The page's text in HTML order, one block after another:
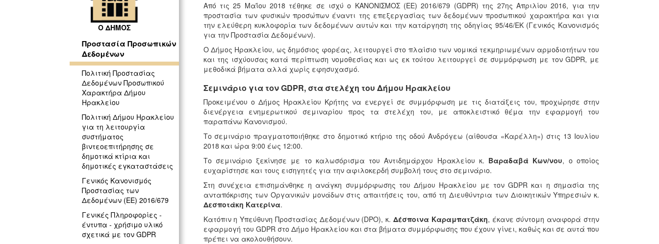
Ο ΔΗΜΟΣ
Προστασία Προσωπικών
Δεδομένων
Πολιτική Προστασίας
Δεδομένων Προσωπικού
Χαρακτήρα Δήμου
Ηρακλείου
Πολιτική Δήμου Ηρακλείου
για τη λειτουργία
συστήματος
βιντεοεπιτήρησης σε
δημοτικά κτίρια και
δημοτικές εγκαταστάσεις
Γενικός Κανονισμός
Προστασίας των
Δεδομένων (ΕΕ) 2016/679
Γενικές Πληροφορίες -
έντυπα - χρήσιμο υλικό
σχετικά με τον GDPR
Από τις 25 Μαΐου 2018 τέθηκε σε ισχύ ο ΚΑΝΟΝΙΣΜΟΣ (ΕΕ) 2016/679 (GDPR) της 27ης Απριλίου 2016, για την
προστασία των φυσικών προσώπων έναντι της επεξεργασίας των δεδομένων προσωπικού χαρακτήρα και για
την ελεύθερη κυκλοφορία των δεδομένων αυτών και την κατάργηση της οδηγίας 95/46/ΕΚ (Γενικός Κανονισμός
για την Προστασία Δεδομένων).
Ο Δήμος Ηρακλείου, ως δημόσιος φορέας, λειτουργεί στο πλαίσιο των νομικά τεκμηριωμένων αρμοδιοτήτων του
και της ισχύουσας κατά περίπτωση νομοθεσίας και ως εκ τούτου λειτουργεί σε συμμόρφωση με τον GDPR, με
μεθοδικά βήματα αλλά χωρίς εφησυχασμό.
Σεμινάριο για τον GDPR, στα στελέχη του Δήμου Ηρακλείου
Προκειμένου ο Δήμος Ηρακλείου Κρήτης να ενεργεί σε συμμόρφωση με τις διατάξεις του, προχώρησε στην
διενέργεια ενημερωτικού σεμιναρίου προς τα στελέχη του, με αποκλειστικό θέμα την εφαρμογή του
παραπάνω Κανονισμού.
Το σεμινάριο πραγματοποιήθηκε στο δημοτικό κτήριο της οδού Ανδρόγεω (αίθουσα «Καρέλλη») στις 13 Ιουλίου
2018 και ώρα 9:00 έως 12:00.
Το σεμινάριο ξεκίνησε με το καλωσόρισμα του Αντιδημάρχου Ηρακλείου κ. Βαραδαβά Κων/νου, ο οποίος
ευχαρίστησε και τους εισηγητές για την αφιλοκερδή συμβολή τους στο σεμινάριο.
Στη συνέχεια επισημάνθηκε η ανάγκη συμμόρφωσης του Δήμου Ηρακλείου με τον GDPR και η σημασία της
ανταπόκρισης των Οργανικών μονάδων στις απαιτήσεις του, από τη Διευθύντρια των Διοικητικών Υπηρεσιών κ.
Δεσποτάκη Κατερίνα.
Κατόπιν η Υπεύθυνη Προστασίας Δεδομένων (DPO), κ.Δέσποινα Καραμπατζάκη, έκανε σύντομη αναφορά στην
εφαρμογή του GDPR στο Δήμο Ηρακλείου και στα βήματα συμμόρφωσης που έχουν γίνει, καθώς και σε αυτά που
πρέπει να ακολουθήσουν.